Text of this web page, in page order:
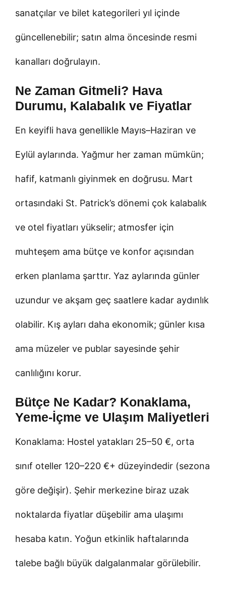
sanatçılar ve bilet kategorileri yıl içinde
güncellenebilir; satın alma öncesinde resmi
kanalları doğrulayın.
Ne Zaman Gitmeli? Hava
Durumu, Kalabalık ve Fiyatlar
En keyifli hava genellikle Mayıs–Haziran ve
Eylül aylarında. Yağmur her zaman mümkün;
hafif, katmanlı giyinmek en doğrusu. Mart
ortasındaki St. Patrick’s dönemi çok kalabalık
ve otel fiyatları yükselir; atmosfer için
muhteşem ama bütçe ve konfor açısından
erken planlama şarttır. Yaz aylarında günler
uzundur ve akşam geç saatlere kadar aydınlık
olabilir. Kış ayları daha ekonomik; günler kısa
ama müzeler ve publar sayesinde şehir
canlılığını korur.
Bütçe Ne Kadar? Konaklama,
Yeme-İçme ve Ulaşım Maliyetleri
Konaklama: Hostel yatakları 25–50 €, orta
sınıf oteller 120–220 €+ düzeyindedir (sezona
göre değişir). Şehir merkezine biraz uzak
noktalarda fiyatlar düşebilir ama ulaşımı
hesaba katın. Yoğun etkinlik haftalarında
talebe bağlı büyük dalgalanmalar görülebilir.